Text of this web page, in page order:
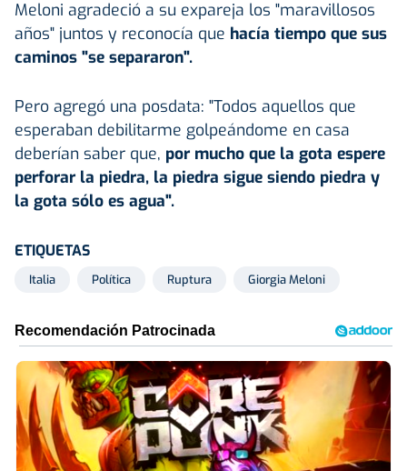
Meloni agradeció a su expareja los "maravillosos
años" juntos y reconocía que hacía tiempo que sus
caminos "se separaron".
Pero agregó una posdata: "Todos aquellos que
esperaban debilitarme golpeándome en casa
deberían saber que, por mucho que la gota espere
perforar la piedra, la piedra sigue siendo piedra y
la gota sólo es agua".
ETIQUETAS
Italia Política Ruptura Giorgia Meloni